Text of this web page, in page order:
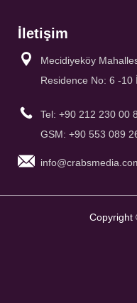
İletişim
Mecidiyeköy
Residence No: 6 -10
Tel: +90 212 230 00
GSM: +90 553 089
Copyright